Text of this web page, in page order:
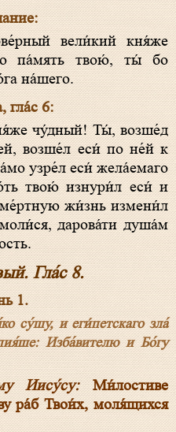
па́мять твою́, ты́ бо
на́шего.
гла́с 6:
возше́л еси́ по не́й к
узре́л еси́ жела́емаго
твою́ изнури́л еси́ и
жи́знь измени́л
дарова́ти душа́м
Гла́с 8.
1.
су́шу, и еги́петскаго зла́
Изба́вителю и Бо́гу
Иису́су:Ми́лостиве
ра́б Твои́х, моля́щихся